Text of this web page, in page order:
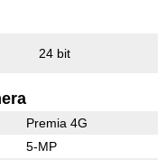
24 bit
Premia 4G
5-MP